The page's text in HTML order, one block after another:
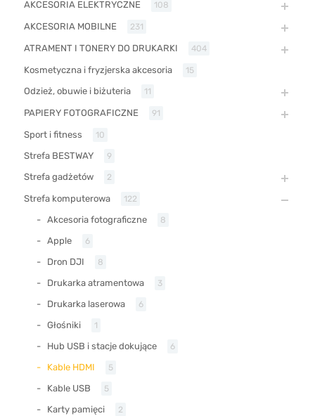
AKCESORIA ELEKTRYCZNE 108
AKCESORIA MOBILNE 231
ATRAMENT I TONERY DO DRUKARKI 404
Kosmetyczna i fryzjerska akcesoria 15
Odzież, obuwie i biżuteria 11
PAPIERY FOTOGRAFICZNE 91
Sport i fitness 10
Strefa BESTWAY 9
Strefa gadżetów 2
Strefa komputerowa 122
Akcesoria fotograficzne 8
Apple 6
Dron DJI 8
Drukarka atramentowa 3
Drukarka laserowa 6
Głośniki 1
Hub USB i stacje dokujące 6
Kable HDMI 5
Kable USB 5
Karty pamięci 2